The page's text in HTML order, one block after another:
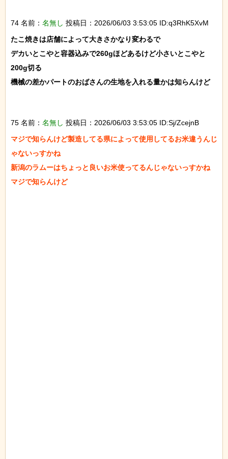
74 名前： 名無し 投稿日：2026/06/03 3:53:05 ID:q3RhK5XvM
たこ焼きは店舗によって大きさかなり変わるで
デカいとこやと容器込みで260gほどあるけど小さいとこやと
200g切る
機械の差かパートのおばさんの生地を入れる量かは知らんけど
75 名前： 名無し 投稿日：2026/06/03 3:53:05 ID:Sj/ZcejnB
マジで知らんけど製造してる県によって使用してるお米違うんじ
ゃないっすかね
新潟のラムーはちょっと良いお米使ってるんじゃないっすかね
マジで知らんけど